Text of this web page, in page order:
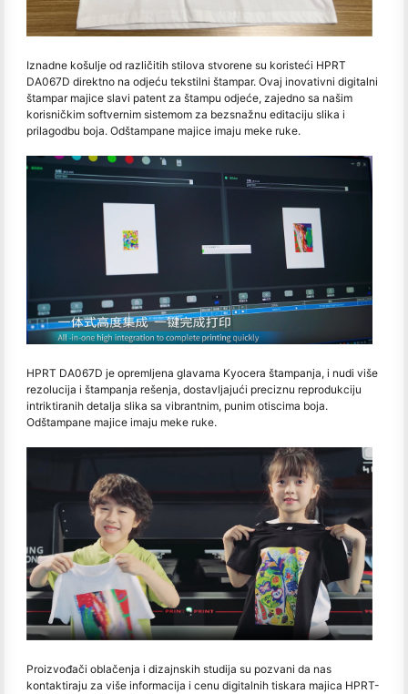
Iznadne košulje od različitih stilova stvorene su koristeći HPRT
DA067D direktno na odjeću tekstilni štampar. Ovaj inovativni digitalni
štampar majice slavi patent za štampu odjeće, zajedno sa našim
korisničkim softvernim sistemom za bezsnažnu editaciju slika i
prilagodbu boja. Odštampane majice imaju meke ruke.
HPRT DA067D je opremljena glavama Kyocera štampanja, i nudi više
rezolucija i štampanja rešenja, dostavljajući preciznu reprodukciju
intriktiranih detalja slika sa vibrantnim, punim otiscima boja.
Odštampane majice imaju meke ruke.
Proizvođači oblačenja i dizajnskih studija su pozvani da nas
kontaktiraju za više informacija i cenu digitalnih tiskara majica HPRT-